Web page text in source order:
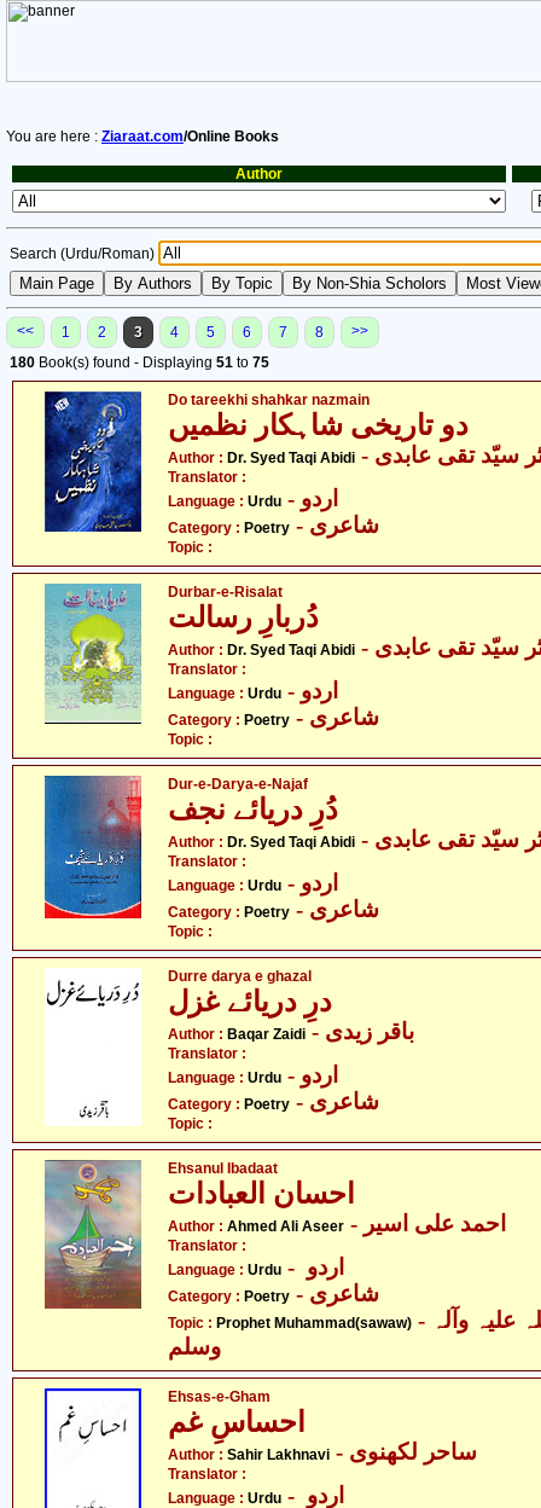
You are here : Ziaraat.com/Online Books
Author
Search (Urdu/Roman)
<< 1 2 3 4 5 6 7 8
>>
180 Book(s) found - Displaying 51 to 75
Do tareekhi shahkar nazmain
دو تاریخی شاہکار نظمیں
Author : Dr. Syed Taqi Abidi سیّد تقی عابدی
Translator :
Language : Urdu - اردو
Category : Poetry - شاعری
Topic :
Durbar-e-Risalat
دُربارِ رسالت
Author : Dr. Syed Taqi Abidi سیّد تقی عابدی
Translator :
Language : Urdu - اردو
Category : Poetry - شاعری
Topic :
Dur-e-Darya-e-Najaf
دُرِ دریائے نجف
Author : Dr. Syed Taqi Abidi سیّد تقی عابدی
Translator :
Language : Urdu - اردو
Category : Poetry - شاعری
Topic :
Durre darya e ghazal
درِ دریائے غزل
Author : Baqar Zaidi - باقر زیدی
Translator :
Language : Urdu - اردو
Category : Poetry - شاعری
Topic :
Ehsanul Ibadaat
Author : Ahmed Ali Aseer
Translator :
Language : Urdu
Category : Poetry - شاعری
Topic : Prophet Muhammad(sawaw) - حضرت محمد صلی اللہ علیہ وآلہ
وسلم
Ehsas-e-Gham
احساسِ غم
Author : Sahir Lakhnavi - ساحر لکھنوی
Translator :
Language : Urdu